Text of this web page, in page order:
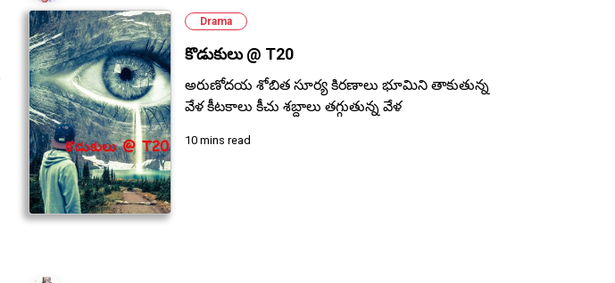
Drama
కొడుకులు @ T20
అరుణోదయ శోబిత సూర్య కిరణాలు భూమిని తాకుతున్న
వేళ కీటకాలు కీచు శబ్దాలు తగ్గుతున్న వేళ
10 mins read